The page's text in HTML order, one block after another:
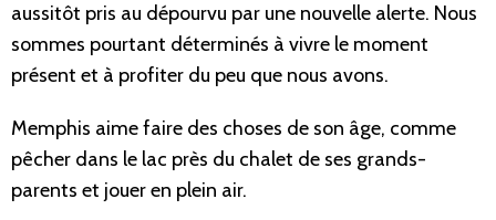
aussitôt pris au dépourvu par une nouvelle alerte. Nous
sommes pourtant déterminés à vivre le moment
présent et à profiter du peu que nous avons.
Memphis aime faire des choses de son âge, comme
pêcher dans le lac près du chalet de ses grands-
parents et jouer en plein air.